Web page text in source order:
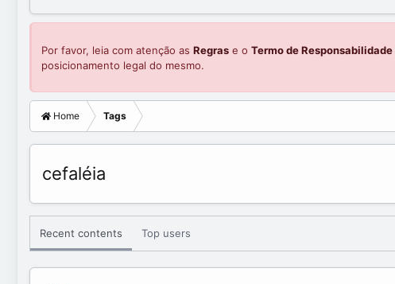
Por favor, leia com atenção as Regras e o Termo de Responsabilidade
posicionamento legal do mesmo.
Home Tags
cefaléia
Recent contents Top users